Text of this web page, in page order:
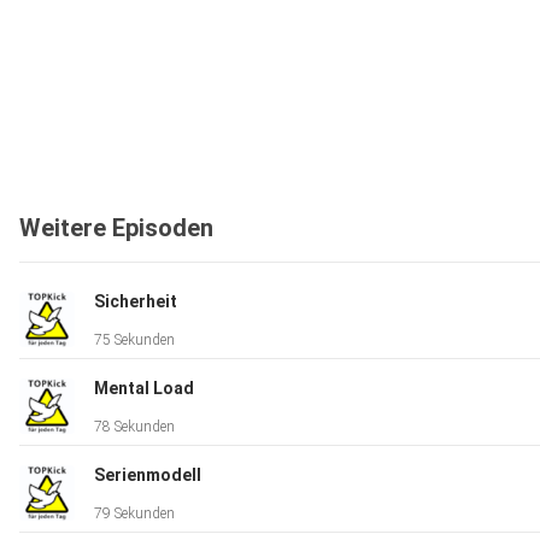
Weitere Episoden
Sicherheit
75 Sekunden
Mental Load
78 Sekunden
Serienmodell
79 Sekunden